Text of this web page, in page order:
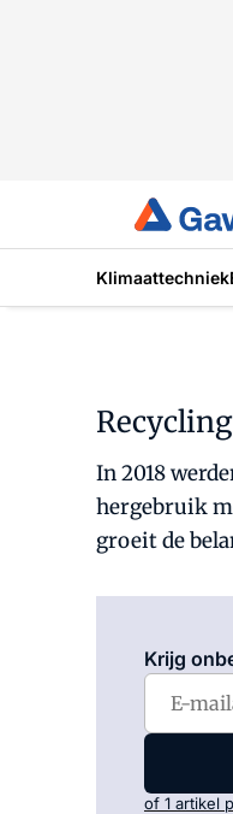
Klimaattechniek
In 2018
hergebruik
groeit de
Krijg
of 1 artikel